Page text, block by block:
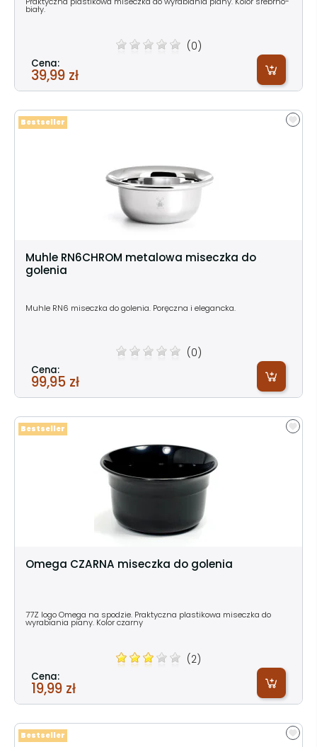
biały.
(0)
Cena:
39,99 zł
Muhle RN6CHROM metalowa miseczka do
golenia
Muhle RN6 miseczka do golenia. Poręczna i elegancka.
(0)
Cena:
99,95 zł
Bestseller
Omega CZARNA miseczka do golenia
77Z logo Omega na spodzie. Praktyczna plastikowa miseczka do
wyrabiania piany. Kolor czarny
(2)
Cena:
19,99 zł
Bestseller
Bestseller